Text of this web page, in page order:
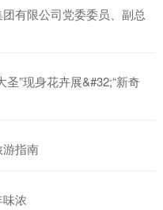
有限公司党委委员、副总
”现身花卉展&#32;“新奇
指南
浓